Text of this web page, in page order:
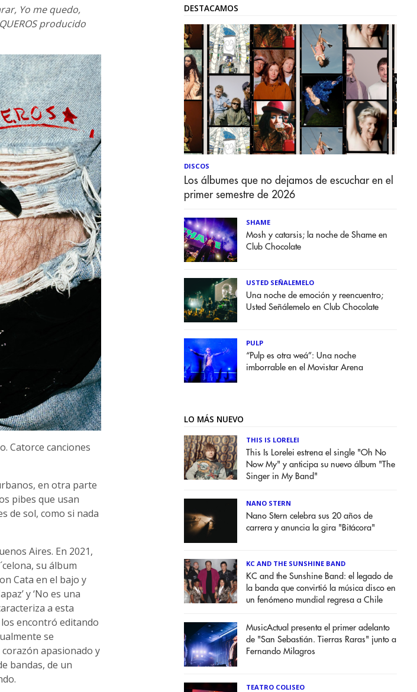
Yo me quedo,
producido
Catorce canciones
en otra parte
pibes que usan
de sol, como si nada
Aires. En 2021,
su álbum
Cata en el bajo y
y ‘No es una
a esta
encontró editando
se
apasionado y
bandas, de un
DESTACAMOS
DISCOS
Los álbumes que no dejamos de escuchar en el
primer semestre de 2026
SHAME
Mosh y catarsis; la noche de Shame en
Club Chocolate
USTED SEÑALEMELO
Una noche de emoción y reencuentro;
Usted Señálemelo en Club Chocolate
PULP
“Pulp es otra weá”: Una noche
imborrable en el Movistar Arena
LO MÁS NUEVO
THIS IS LORELEI
This Is Lorelei estrena el single "Oh No
Now My" y anticipa su nuevo álbum "The
Singer in My Band"
NANO STERN
Nano Stern celebra sus 20 años de
carrera y anuncia la gira "Bitácora"
KC AND THE SUNSHINE BAND
KC and the Sunshine Band: el legado de
la banda que convirtió la música disco en
un fenómeno mundial regresa a Chile
MusicActual presenta el primer adelanto
de "San Sebastián. Tierras Raras" junto a
Fernando Milagros
TEATRO COLISEO